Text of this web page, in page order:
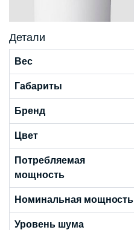
Детали
Вес
Габариты
Бренд
Цвет
Потребляемая
мощность
Номинальная мощность
Уровень шума